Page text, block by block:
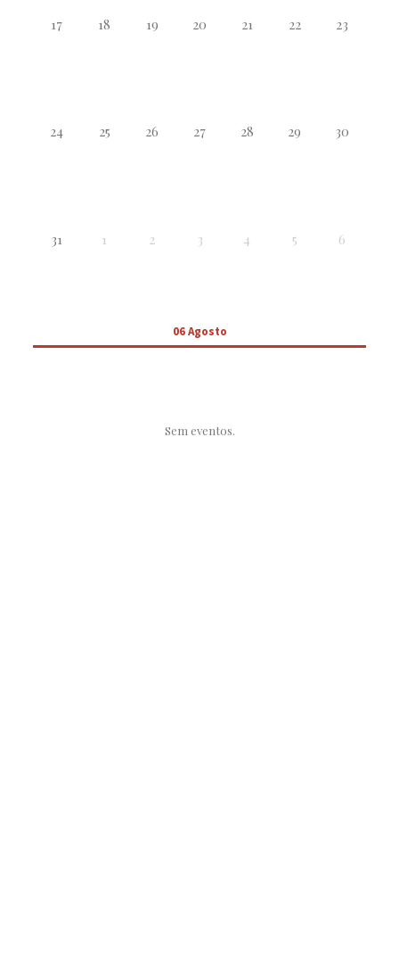
17 18 19 20 21 22 23
24 25 26 27 28 29 30
31 1 2 3 4 5 6
06 Agosto
Sem eventos.